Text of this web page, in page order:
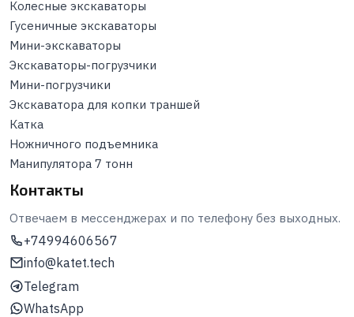
Колесные экскаваторы
Гусеничные экскаваторы
Мини-экскаваторы
Экскаваторы-погрузчики
Мини-погрузчики
Экскаватора для копки траншей
Катка
Ножничного подъемника
Манипулятора 7 тонн
Контакты
Отвечаем в мессенджерах и по телефону без выходных.
+74994606567
info@katet.tech
Telegram
WhatsApp